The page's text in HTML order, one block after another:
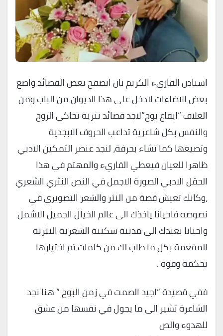
استاذن القاريء الكريم بان اتصفح بعض القصائد واضع
بعض الاضاءات لادخل على هذا الديوان من الباب ومن
الغلاف “ايقاع بوح”لاجد قصائد نثرية تحاكي الروح
والنفس بكل شاعرية تداعب الحروف الابجدية
وتصيغها كما تشاء بحرفة، لنجد عنصر التمكين الادبي
ظاهرا للعيان فيعطي القاريء والمهتم في هذا
الحقل الادبي الصورة الاجمل في النص النثري الشعري
،وكانك تعيش قصة من النثر والشعر التصويري في
نصوصه فاحيانا ياخذك الى عالم الخيال الجميل الاشمل
واحيانا يعيدك الى مدينة سكينة الشعرية النثرية
المفعمة بكل ما طاب لك من كلمات تم اختيارها
بحكمة وقوة .
ففي قصيدة “اجيد الصمت في زمن البوح ” هنا نجد
الشاعرة تشير الى ما يجول في نفسها من عشق
للهدوء والص